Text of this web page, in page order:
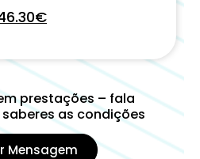
€
prestações – fala
as condições
Mensagem